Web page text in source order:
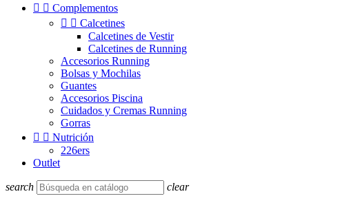
  Complementos
  Calcetines
Calcetines de Vestir
Calcetines de Running
Accesorios Running
Bolsas y Mochilas
Guantes
Accesorios Piscina
Cuidados y Cremas Running
Gorras
  Nutrición
226ers
Outlet
search clear